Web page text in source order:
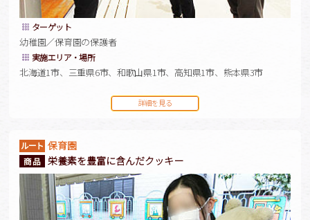
ターゲット
幼稚園／保育園の保護者
実施エリア・場所
北海道1市、三重県6市、和歌山県1市、高知県1市、熊本県3市
詳細を見る
保育園
栄養素を豊富に含んだクッキー